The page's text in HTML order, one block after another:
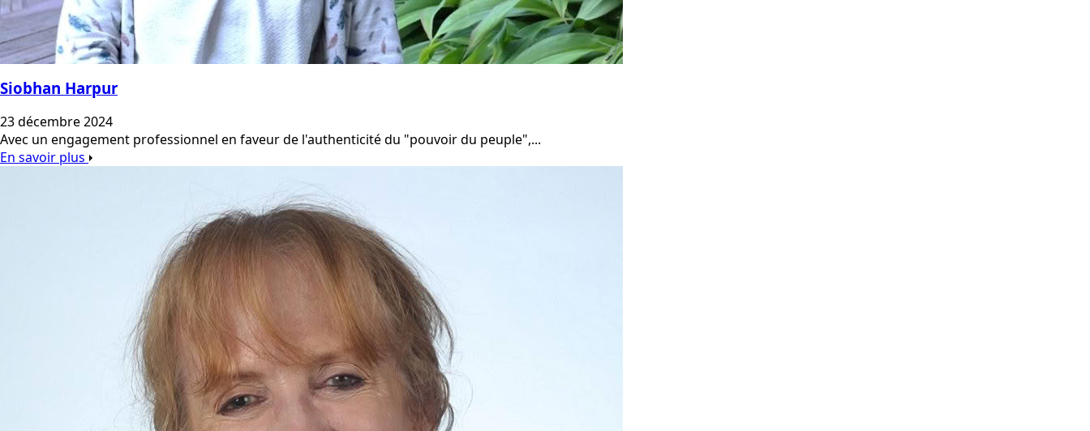
Siobhan Harpur
23 décembre 2024
Avec un engagement professionnel en faveur de l'authenticité du "pouvoir du peuple",...
En savoir plus